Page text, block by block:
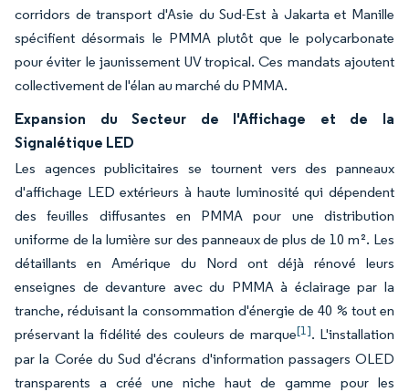
corridors de transport d'Asie du Sud-Est à Jakarta et Manille
spécifient désormais le PMMA plutôt que le polycarbonate
pour éviter le jaunissement UV tropical. Ces mandats ajoutent
collectivement de l'élan au marché du PMMA.
Expansion du Secteur de l'Affichage et de la
Signalétique LED
Les agences publicitaires se tournent vers des panneaux
d'affichage LED extérieurs à haute luminosité qui dépendent
des feuilles diffusantes en PMMA pour une distribution
uniforme de la lumière sur des panneaux de plus de 10 m². Les
détaillants en Amérique du Nord ont déjà rénové leurs
enseignes de devanture avec du PMMA à éclairage par la
tranche, réduisant la consommation d'énergie de 40 % tout en
préservant la fidélité des couleurs de marque[1]. L'installation
par la Corée du Sud d'écrans d'information passagers OLED
transparents a créé une niche haut de gamme pour les